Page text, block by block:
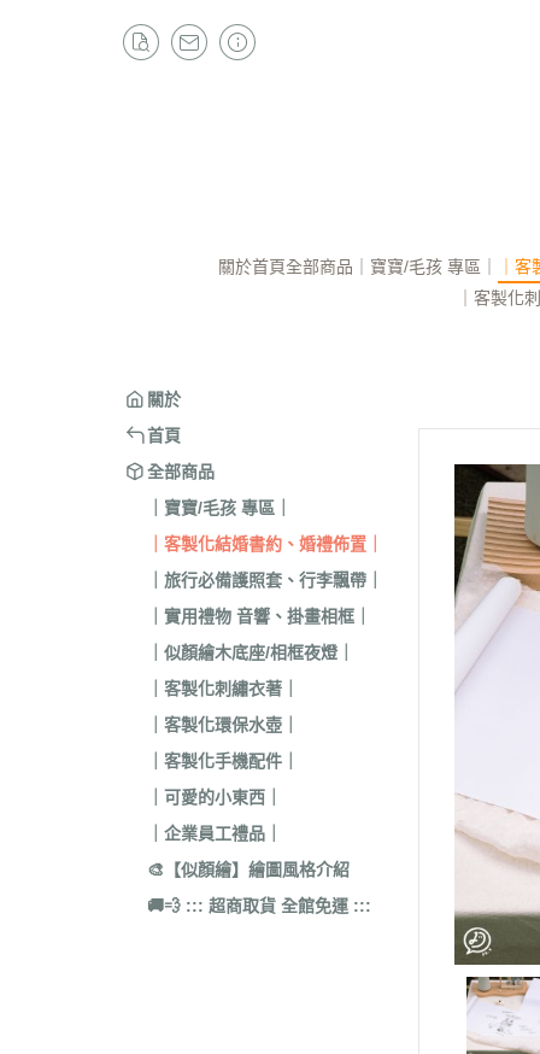
關於首頁全部商品 ｜寶寶/毛孩 專區｜
｜
｜客製化
關於
首頁
全部商品
｜寶寶/毛孩 專區｜
｜客製化結婚書約、婚禮佈置｜
｜旅行必備護照套、行李飄帶｜
｜實用禮物 音響、掛畫相框｜
｜似顏繪木底座/相框夜燈｜
｜客製化刺繡衣著｜
｜客製化環保水壺｜
｜客製化手機配件｜
｜可愛的小東西｜
｜企業員工禮品｜
🎨【似顏繪】繪圖風格介紹
🚚💨 ::: 超商取貨 全館免運 :::